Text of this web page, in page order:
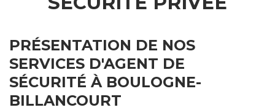
PRÉSENTATION DE NOS
SERVICES D'AGENT DE
SÉCURITÉ À BOULOGNE-
BILLANCOURT